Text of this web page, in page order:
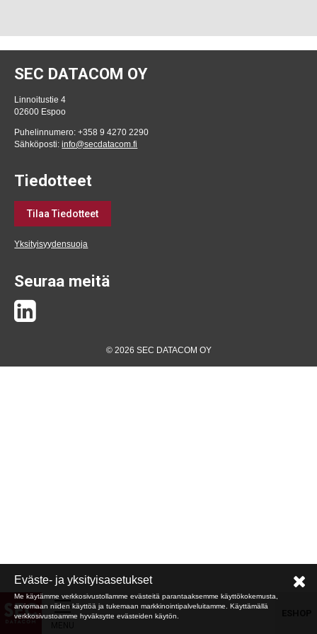
SEC DATACOM OY
Linnoitustie 4
02600 Espoo
Puhelinnumero: +358 9 4270 2290
Sähköposti:info@secdatacom.fi
Tiedotteet
Tilaa Tiedotteet
Yksityisyydensuoja
Seuraa meitä
© 2026 SEC DATACOM OY
Eväste- ja yksityisasetukset
Me käytämme verkkosivustollamme evästeitä parantaaksemme käyttökokemusta,
arviomaan niiden käyttöä ja tukemaan markkinointipalveluitamme. Käyttämällä
verkkosivustoamme hyväksytte evästeiden käytön.